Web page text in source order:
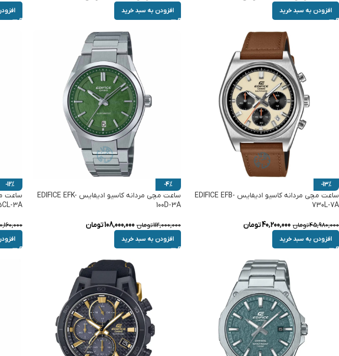
افزودن به سبد خرید افزودن به سبد خرید
-13%
ساعت مچی مردانه کاسیو ادیفایس EDIFICE EFB-
730L-7A
45,980,000تومان 40,200,000تومان
افزودن به سبد خرید
-4%
ساعت مچی مردانه کاسیو ادیفایس EDIFICE EFK-
100D-3A
112,000,000تومان 108,000,000تومان
افزودن به سبد خرید
-12%
3A